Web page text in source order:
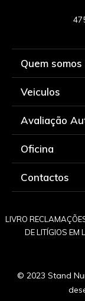
Quem somos
Veiculos
Avaliação
Oficina
Contactos
LIVRO
DE LITÍGIOS EM
© 2023 Stand